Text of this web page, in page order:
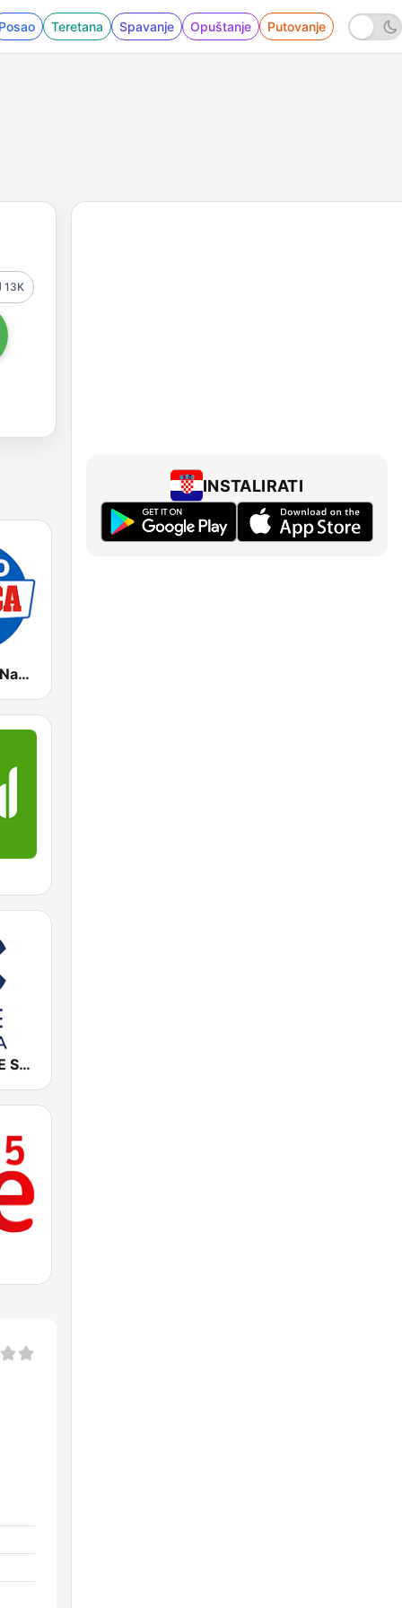
Teretana Spavanje Opuštanje Putovanje
13K
Radio Marca Nacional
Cadena COPE Sevilla
INSTALIRATI